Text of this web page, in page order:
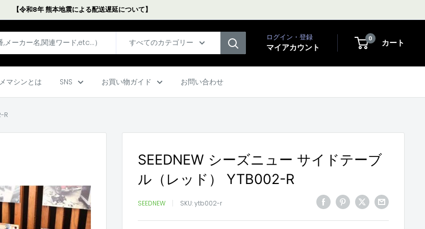
【令和8年 熊本地震による配送遅延について】
すべてのカテゴリー
ログイン・登録
マイアカウント
0 カート
マシンとは SNS お買い物ガイド お問い合わせ
R
SEEDNEW シーズニュー サイドテーブ
ル（レッド） YTB002-R
SEEDNEW SKU:ytb002-r